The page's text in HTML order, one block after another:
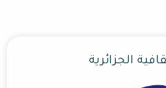
الجزائرية